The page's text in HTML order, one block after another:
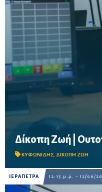
Δίκοπη Ζωή |
ΚΥΦΩΝΙΔΗΣ, ΔΙΚΟΠΗ ΖΩΗ
Ακούστε εδώ την εκπομπή
ΙΕΡΑΠΕΤΡΑ 12:15 μ.μ. - 12/06/